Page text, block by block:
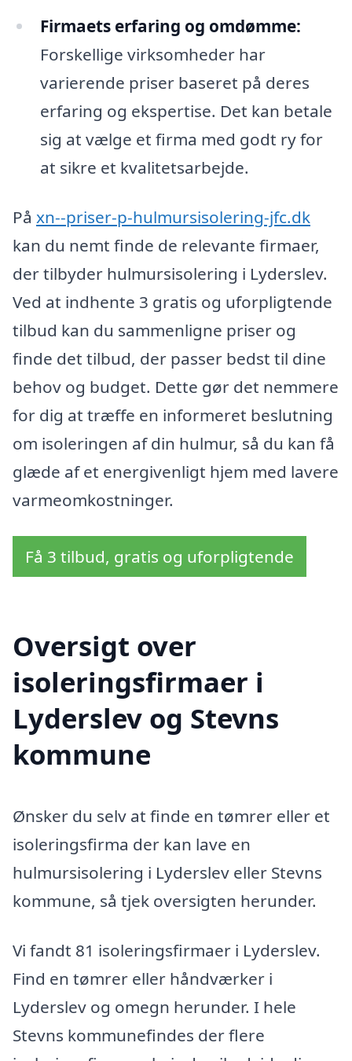
Firmaets erfaring og omdømme:
Forskellige virksomheder har
varierende priser baseret på deres
erfaring og ekspertise. Det kan betale
sig at vælge et firma med godt ry for
at sikre et kvalitetsarbejde.
På xn--priser-p-hulmursisolering-jfc.dk
kan du nemt finde de relevante firmaer,
der tilbyder hulmursisolering i Lyderslev.
Ved at indhente 3 gratis og uforpligtende
tilbud kan du sammenligne priser og
finde det tilbud, der passer bedst til dine
behov og budget. Dette gør det nemmere
for dig at træffe en informeret beslutning
om isoleringen af din hulmur, så du kan få
glæde af et energivenligt hjem med lavere
varmeomkostninger.
Få 3 tilbud, gratis og uforpligtende
Oversigt over
isoleringsfirmaer i
Lyderslev og Stevns
kommune
Ønsker du selv at finde en tømrer eller et
isoleringsfirma der kan lave en
hulmursisolering i Lyderslev eller Stevns
kommune, så tjek oversigten herunder.
Vi fandt 81 isoleringsfirmaer i Lyderslev.
Find en tømrer eller håndværker i
Lyderslev og omegn herunder. I hele
Stevns kommunefindes der flere